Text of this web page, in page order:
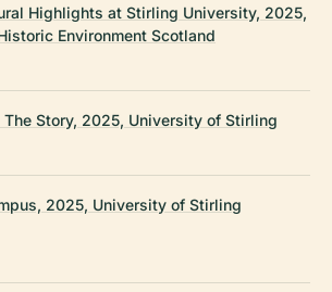
Highlights at Stirling University, 2025,
Environment Scotland
Story, 2025, University of Stirling
2025, University of Stirling